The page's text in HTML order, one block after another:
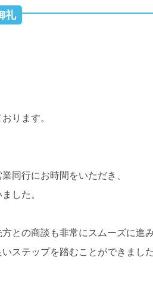
礼
ります。
同行にお時間をいただき、
した。
との商談も非常にスムーズに進み
ステップを踏むことができました